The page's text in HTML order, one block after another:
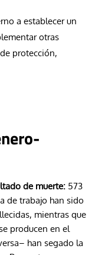
a establecer un
otras
protección,
de muerte: 573
de trabajo han sido
mientras que
producen en el
han segado la